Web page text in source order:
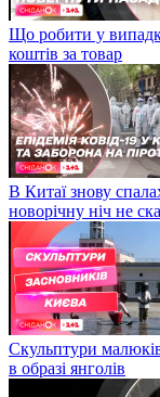
Що робити у
коштів за товар
В Китаї знову
новорічну ніч не
Скульптури
в образі янголів